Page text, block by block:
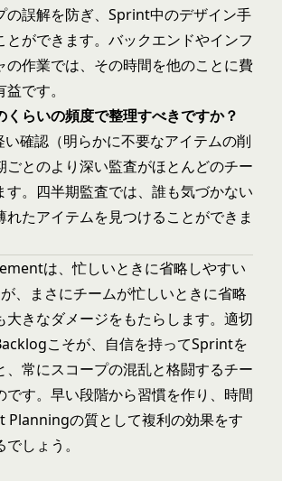
の誤解を防ぎ、Sprint中のデザイン手
とができます。バックエンドやインフ
の作業では、その時間を他のことに費
です。
らいの頻度で整理すべきですか？
確認（明らかに不要なアイテムの削
ごとのより深い監査がほとんどのチー
す。四半期監査では、誰も気づかない
れたアイテムを見つけることができま
は、忙しいときに省略しやすい
、まさにチームが忙しいときに省略
大きなダメージをもたらします。適切
こそが、自信を持ってSprintを
、常にスコープの混乱と格闘するチー
です。早い段階から習慣を作り、時間
Planningの質として複利の効果をす
しょう。